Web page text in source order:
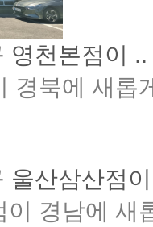
영천본점이 ..
경북에 새롭
울산삼산점
경남에 새